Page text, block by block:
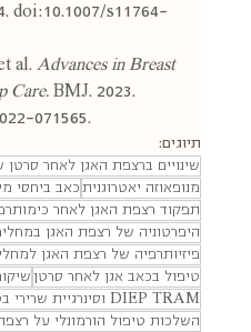
doi:10.1007/s11764-
al. Advances in Breast
Care. BMJ. 2023.
071565.
תיוגים:
שינויים ברצפת האגן לאחר סרטן
מנופאוזה יאטרוגניתכאב ביחסי
תפקוד רצפת האגן לאחר
היפרטוניה של רצפת האגן
פיזיותרפיה של רצפת האגן
טיפול בכאב אגן לאחר סרטן
DIEP TRAM וסינרגיית שרירי בטן ורצפת אגן
השלכות טיפול הורמונלי על